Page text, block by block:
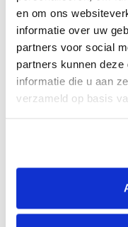
en om ons
informatie over uw
partners voor social
partners kunnen
informatie die u aan
verzameld op basis
ZD230T, ZD420T,
GT800, ZD500
BESTELEENHEID:
Materiaal: TTR
Doosinhoud: 12
kunststof